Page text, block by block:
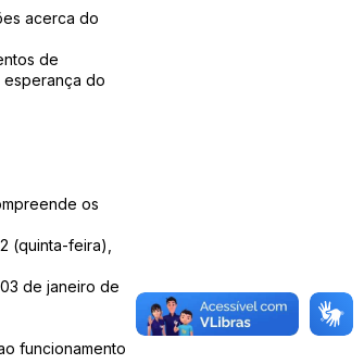
acerca do
de
do
os
(quinta-feira),
de janeiro de
funcionamento